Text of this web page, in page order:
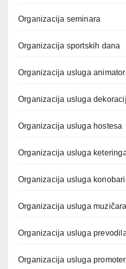
Organizacija seminara
Organizacija sportskih dana
Organizacija usluga
Organizacija usluga
Organizacija usluga hostesa
Organizacija usluga
Organizacija usluga
Organizacija usluga muzičara
Organizacija usluga
Organizacija usluga